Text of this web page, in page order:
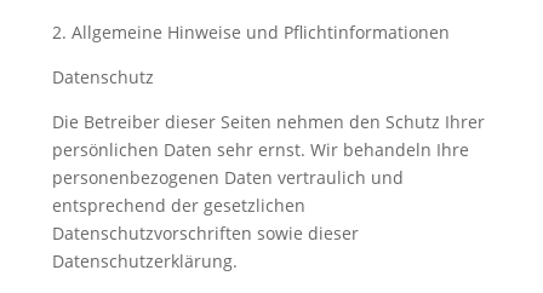
2. Allgemeine Hinweise und Pflichtinformationen
Datenschutz
Die Betreiber dieser Seiten nehmen den Schutz Ihrer
persönlichen Daten sehr ernst. Wir behandeln Ihre
personenbezogenen Daten vertraulich und
entsprechend der gesetzlichen
Datenschutzvorschriften sowie dieser
Datenschutzerklärung.